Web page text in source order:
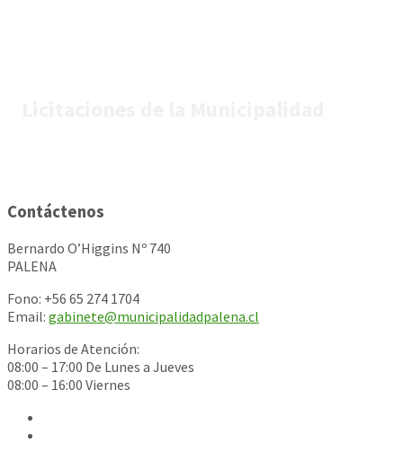
Contáctenos
Bernardo O’Higgins Nº 740
PALENA
Fono: +56 65 274 1704
Email: gabinete@municipalidadpalena.cl
Horarios de Atención:
08:00 – 17:00 De Lunes a Jueves
08:00 – 16:00 Viernes